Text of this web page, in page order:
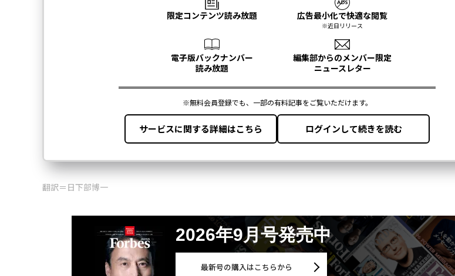
翻訳＝日下部博一
2026年9月号発売中
最新号の購入はこちらから